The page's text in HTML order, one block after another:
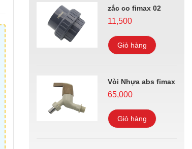
zắc co fimax 02
11,500
Giỏ hàng
Vòi Nhựa abs fimax
65,000
Giỏ hàng